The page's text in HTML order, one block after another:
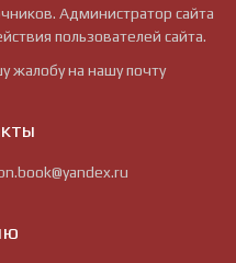
Администратор сайта
пользователей сайта.
жалобу на нашу почту